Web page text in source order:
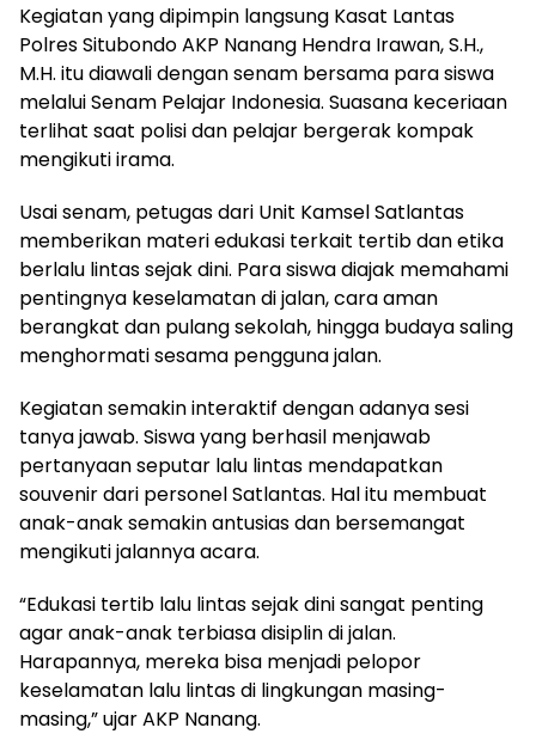
Kegiatan yang dipimpin langsung Kasat Lantas
Polres Situbondo AKP Nanang Hendra Irawan, S.H.,
M.H. itu diawali dengan senam bersama para siswa
melalui Senam Pelajar Indonesia. Suasana keceriaan
terlihat saat polisi dan pelajar bergerak kompak
mengikuti irama.
Usai senam, petugas dari Unit Kamsel Satlantas
memberikan materi edukasi terkait tertib dan etika
berlalu lintas sejak dini. Para siswa diajak memahami
pentingnya keselamatan di jalan, cara aman
berangkat dan pulang sekolah, hingga budaya saling
menghormati sesama pengguna jalan.
Kegiatan semakin interaktif dengan adanya sesi
tanya jawab. Siswa yang berhasil menjawab
pertanyaan seputar lalu lintas mendapatkan
souvenir dari personel Satlantas. Hal itu membuat
anak-anak semakin antusias dan bersemangat
mengikuti jalannya acara.
“Edukasi tertib lalu lintas sejak dini sangat penting
agar anak-anak terbiasa disiplin di jalan.
Harapannya, mereka bisa menjadi pelopor
keselamatan lalu lintas di lingkungan masing-
masing,” ujar AKP Nanang.